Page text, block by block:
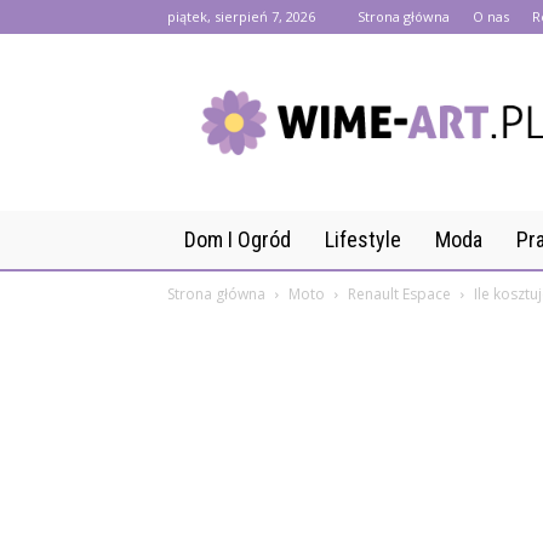
piątek, sierpień 7, 2026 Strona główna O nas
art.pl
Dom I Ogród Lifestyle Moda
Strona główna Moto Renault Espace Ile